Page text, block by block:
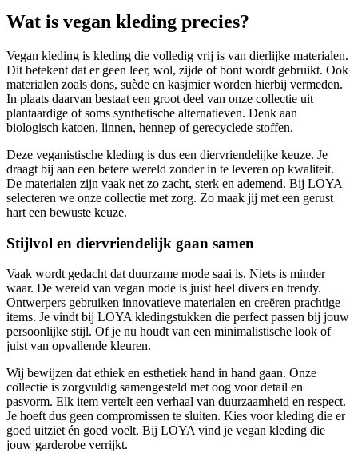
Wat is vegan kleding precies?
Vegan kleding is kleding die volledig vrij is van dierlijke materialen.
Dit betekent dat er geen leer, wol, zijde of bont wordt gebruikt. Ook
materialen zoals dons, suède en kasjmier worden hierbij vermeden.
In plaats daarvan bestaat een groot deel van onze collectie uit
plantaardige of soms synthetische alternatieven. Denk aan
biologisch katoen, linnen, hennep of gerecyclede stoffen.
Deze veganistische kleding is dus een diervriendelijke keuze. Je
draagt bij aan een betere wereld zonder in te leveren op kwaliteit.
De materialen zijn vaak net zo zacht, sterk en ademend. Bij LOYA
selecteren we onze collectie met zorg. Zo maak jij met een gerust
hart een bewuste keuze.
Stijlvol en diervriendelijk gaan samen
Vaak wordt gedacht dat duurzame mode saai is. Niets is minder
waar. De wereld van vegan mode is juist heel divers en trendy.
Ontwerpers gebruiken innovatieve materialen en creëren prachtige
items. Je vindt bij LOYA kledingstukken die perfect passen bij jouw
persoonlijke stijl. Of je nu houdt van een minimalistische look of
juist van opvallende kleuren.
Wij bewijzen dat ethiek en esthetiek hand in hand gaan. Onze
collectie is zorgvuldig samengesteld met oog voor detail en
pasvorm. Elk item vertelt een verhaal van duurzaamheid en respect.
Je hoeft dus geen compromissen te sluiten. Kies voor kleding die er
goed uitziet én goed voelt. Bij LOYA vind je vegan kleding die
jouw garderobe verrijkt.